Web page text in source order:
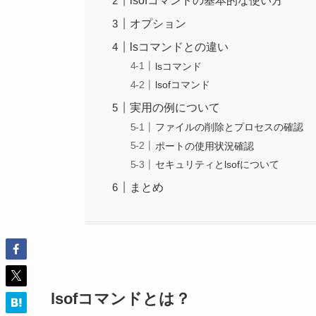
オプション
lsコマンドとの違い
lsコマンド
lsofコマンド
実用の例について
ファイルの削除とプロセスの確認
ポートの使用状況確認
セキュリティとlsofについて
まとめ
lsofコマンドとは？